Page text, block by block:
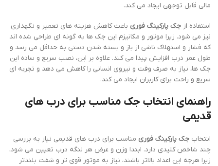
مالی قابل توجهی ایجاد می کند.
استفاده از جک پارکینگ فوری باعث کاهش هزینه های تعمیر و نگهداری
نیز می شود. زیرا موتور و مکانیزم این جک ها به گونه ای طراحی شده اند
که فشار و استهلاک ناشی از باز و بسته شدن دستی به حداقل می رسد و
طول عمر درب افزایش پیدا می کند. علاوه بر این، نصب سریع و ساده این
جک ها، نیاز به صرف وقت و نیروی انسانی را کاهش می دهد و تجربه ای
سریع و راحت برای کاربران ایجاد می کند.
راهنمای انتخاب جک مناسب برای درب های
قدیمی
انتخاب جک پارکینگ فوری مناسب برای درب های قدیمی نیاز به بررسی
چند شاخص کلیدی دارد. ابتدا وزن و عرض هر لنگه درب تعیین می شود،
زیرا هرچه این اعداد بالاتر باشند، نیاز به موتور قوی تر و شفت بلندتر